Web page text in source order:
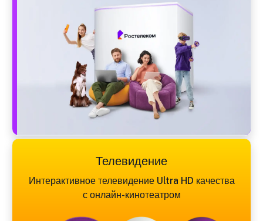
Телевидение
Интерактивное телевидение Ultra HD качества
с онлайн-кинотеатром